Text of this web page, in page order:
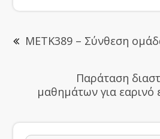
ΜΕΤΚ389 – Σύνθεση
Παράταση
μαθημάτων για εαρινό